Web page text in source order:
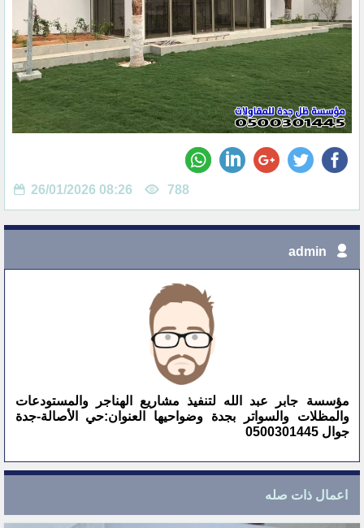
26/01/2026 08:26 788
admin
مؤسسة جابر عبد الله لتنفيذ مشاريع الهناجر والمستودعات
والمظلات والسواتر بجدة وضواحيها العنوان:حي الأصالة-جدة
جوال 0500301445
اعمال ذات صله